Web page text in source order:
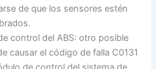
de que los sensores estén
control del ABS: otro posible
causar el código de falla C0131